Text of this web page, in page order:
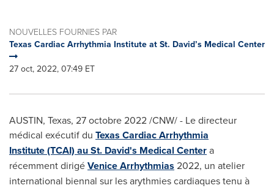
NOUVELLES FOURNIES PAR
Texas Cardiac Arrhythmia Institute at St. David’s Medical Center
27 oct, 2022, 07:49 ET
AUSTIN, Texas, 27 octobre 2022/CNW/ - Le directeur
médical exécutif du Texas Cardiac Arrhythmia
Institute (TCAI) au St. David's Medical Centera
récemment dirigéVenice Arrhythmias 2022, un atelier
international biennal sur les arythmies cardiaques tenu à